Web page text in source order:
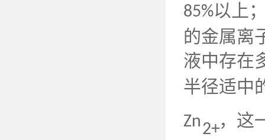
85%以上
的金属离
液中存在
半径适中
Zn2+，这